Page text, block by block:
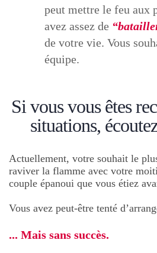
peut mettre le feu aux
avez assez de
de votre vie. Vous
équipe.
Si vous vous êtes
situations,
Actuellement, votre souhait le
raviver la flamme avec votre
couple épanoui que vous étiez
Vous avez peut-être tenté
... Mais sans succès.